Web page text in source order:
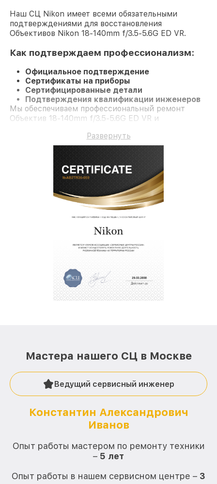
Наш СЦ Nikon имеет всеми обязательными
подтверждениями для восстановления
Объективов Nikon 18-140mm f/3.5-5.6G ED VR.
Как подтверждаем профессионализм:
Официальное подтверждение
Сертификаты на приборы
Сертифицированные детали
Подтверждения квалификации инженеров
Мы обеспечиваем профессиональный ремонт
Объектив 18-140mm f/3.5-5.6G ED VR и
Развернуть
Мастера нашего СЦ в Москве
Ведущий сервисный инженер
Константин Александрович
Иванов
Опыт работы мастером по ремонту техники
– 5 лет
Опыт работы в нашем сервисном центре – 3